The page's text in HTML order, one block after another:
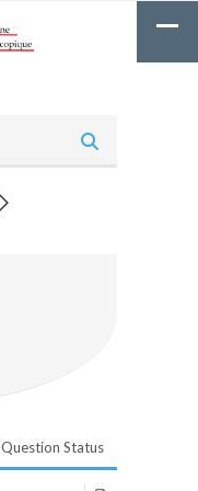
Question Status